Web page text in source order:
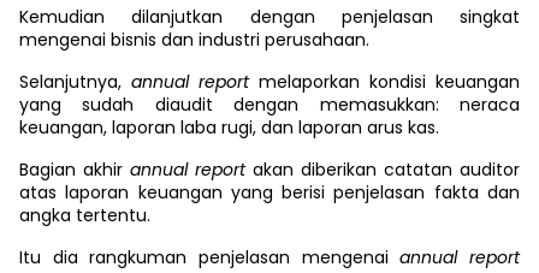
Kemudian dilanjutkan dengan penjelasan singkat
mengenai bisnis dan industri perusahaan.
Selanjutnya, annual report melaporkan kondisi keuangan
yang sudah diaudit dengan memasukkan: neraca
keuangan, laporan laba rugi, dan laporan arus kas.
Bagian akhir annual report akan diberikan catatan auditor
atas laporan keuangan yang berisi penjelasan fakta dan
angka tertentu.
Itu dia rangkuman penjelasan mengenaiannual report